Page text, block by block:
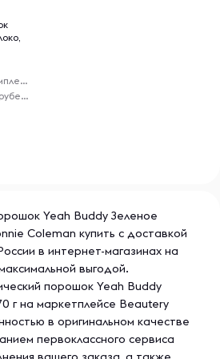
силикат кальция, диоксид
№ 5 & amp; fd & amp; c
Производится на
обрабатываются продукты,
сои, ракообразных, пшеница
лиц младше 18 лет. Не следует
дозировку. Содержит
синефрин или кофеин из
помимо прочего, кофе, чай,
и другие пищевые добавки или
фенилэфрин или кофеин.
с врачом перед использованием,
кормите грудью, принимаете
Предтренировочные комплексы
Virelle - доставка из-за рубежа
Yeah Buddy Зеленое
Coleman купить с доставкой
в интернет-магазинах на
выгодой.
порошок Yeah Buddy
г на маркетплейсе Beautery
в оригинальном качестве
первоклассного сервиса